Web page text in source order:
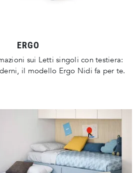
ERGO
sui Letti singoli con testiera:
il modello Ergo Nidi fa per te.